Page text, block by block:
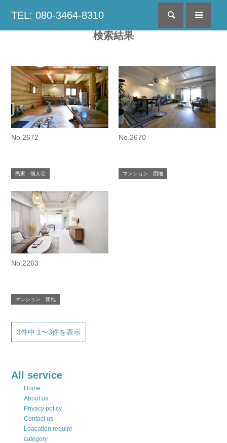
TEL: 080-3464-8310 検索
検索結果
No.2672
民家 個人宅
No.2670
マンション 団地
No.2263
マンション 団地
3件中 1〜3件を表示
All service
Home
About us
Privacy policy
Contact us
Loacation require
category